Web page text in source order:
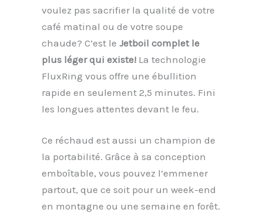
voulez pas sacrifier la qualité de votre
café matinal ou de votre soupe
chaude? C’est le Jetboil complet le
plus léger qui existe! La technologie
FluxRing vous offre une ébullition
rapide en seulement 2,5 minutes. Fini
les longues attentes devant le feu.
Ce réchaud est aussi un champion de
la portabilité. Grâce à sa conception
emboîtable, vous pouvez l’emmener
partout, que ce soit pour un week-end
en montagne ou une semaine en forêt.